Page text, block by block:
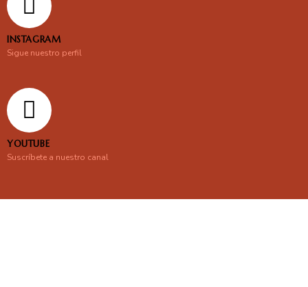
INSTAGRAM
Sigue nuestro perfil
YOUTUBE
Suscríbete a nuestro canal